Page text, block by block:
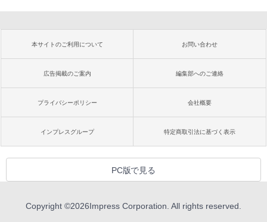
本サイトのご利用について お問い合わせ
広告掲載のご案内 編集部へのご連絡
プライバシーポリシー 会社概要
インプレスグループ 特定商取引法に基づく表示
PC版で見る
Copyright ©2026Impress Corporation. All rights reserved.